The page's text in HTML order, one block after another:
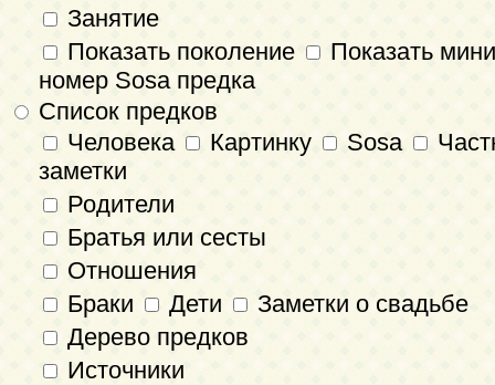
Занятие
Показать поколение
Показать
номер Sosa предка
Список предков
Человека
Картинку Sosa
заметки
Родители
Братья или сесты
Отношения
Браки
Дети
Заметки о свадьбе
Дерево предков
Источники